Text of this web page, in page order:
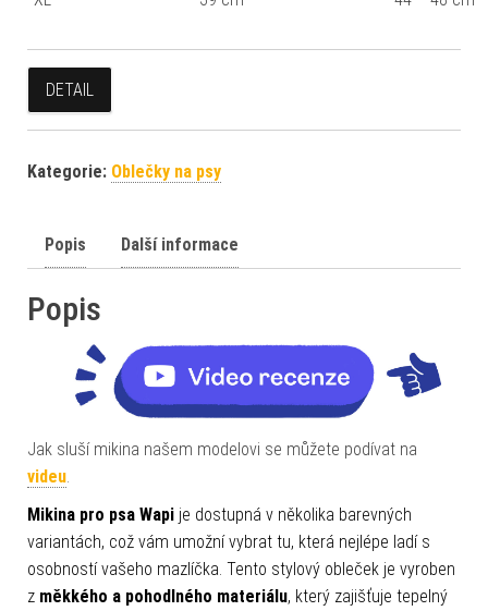
DETAIL
Kategorie: Oblečky na psy
Popis Další informace
Popis
Jak sluší mikina našem modelovi se můžete podívat na
videu.
Mikina pro psa Wapi je dostupná v několika barevných
variantách, což vám umožní vybrat tu, která nejlépe ladí s
osobností vašeho mazlíčka. Tento stylový obleček je vyroben
z měkkého a pohodlného materiálu, který zajišťuje tepelný